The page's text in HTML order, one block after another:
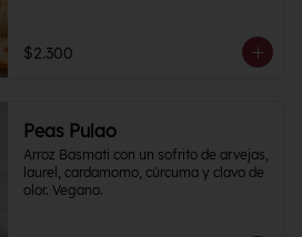
$2.300
Peas Pulao
Arroz Basmati con un sofrito de arvejas,
laurel, cardamomo, cúrcuma y clavo de
olor. Vegano.